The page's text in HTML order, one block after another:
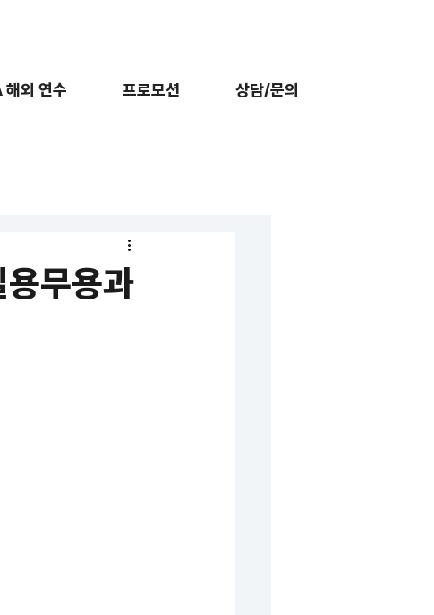
해외 연수 프로모션 상담/문의
무용과